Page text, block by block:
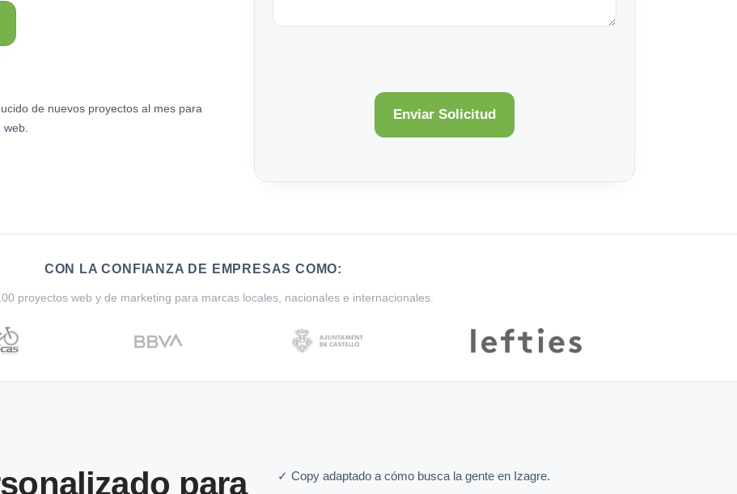
de nuevos proyectos al mes para
CON LA CONFIANZA DE EMPRESAS COMO:
proyectos web y de marketing para marcas locales, nacionales e internacionales.
para
✓ Copy adaptado a cómo busca la gente en Izagre.